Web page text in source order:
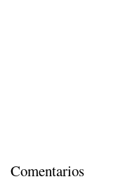
Comentarios